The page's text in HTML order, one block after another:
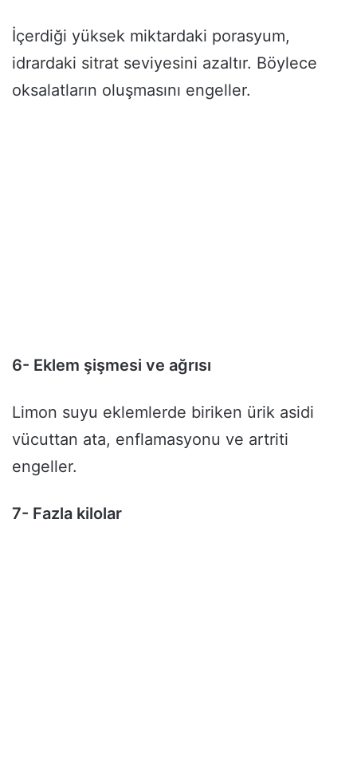
İçerdiği yüksek miktardaki porasyum,
idrardaki sitrat seviyesini azaltır. Böylece
oksalatların oluşmasını engeller.
6- Eklem şişmesi ve ağrısı
Limon suyu eklemlerde biriken ürik asidi
vücuttan ata, enflamasyonu ve artriti
engeller.
7- Fazla kilolar